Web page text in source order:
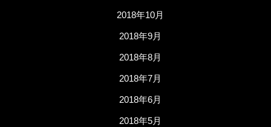
2018年10月
2018年9月
2018年8月
2018年7月
2018年6月
2018年5月